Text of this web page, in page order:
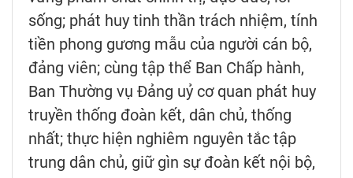
sống; phát huy tinh thần trách nhiệm, tính
tiền phong gương mẫu của người cán bộ,
đảng viên; cùng tập thể Ban Chấp hành,
Ban Thường vụ Đảng uỷ cơ quan phát huy
truyền thống đoàn kết, dân chủ, thống
nhất; thực hiện nghiêm nguyên tắc tập
trung dân chủ, giữ gìn sự đoàn kết nội bộ,